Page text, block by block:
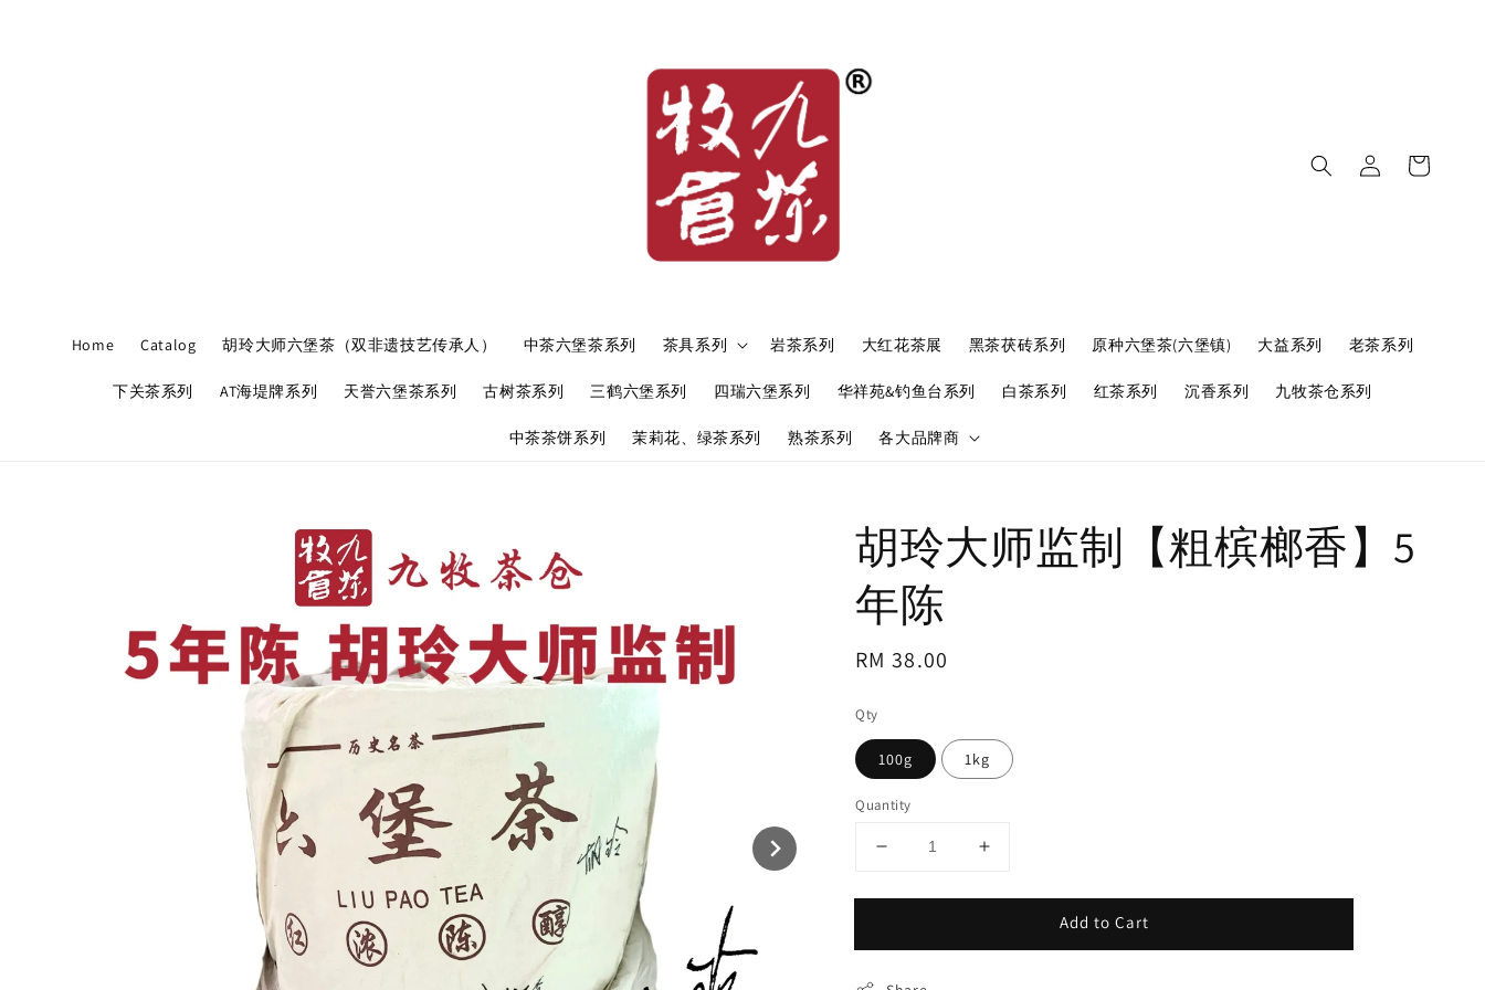
Home Catalog 胡玲大师六堡茶（双非遗技艺传承人） 中茶六堡茶系列 茶具系列 岩茶系列 大红花茶展 黑茶茯砖系列 原种六堡茶(六堡镇) 大益系列 老茶系列
下关茶系列 AT海堤牌系列 天誉六堡茶系列 古树茶系列 三鹤六堡系列 四瑞六堡系列 华祥苑&钓鱼台系列 白茶系列 红茶系列 沉香系列 九牧茶仓系列
中茶茶饼系列 茉莉花、绿茶系列 熟茶系列 各大品牌商
胡玲大师监制【粗槟榔香】5
年陈
Regular
RM 38.00
Qty
100g 1kg
Quantity
Add to Cart